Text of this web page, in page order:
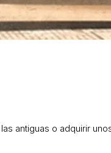
antiguas o adquirir